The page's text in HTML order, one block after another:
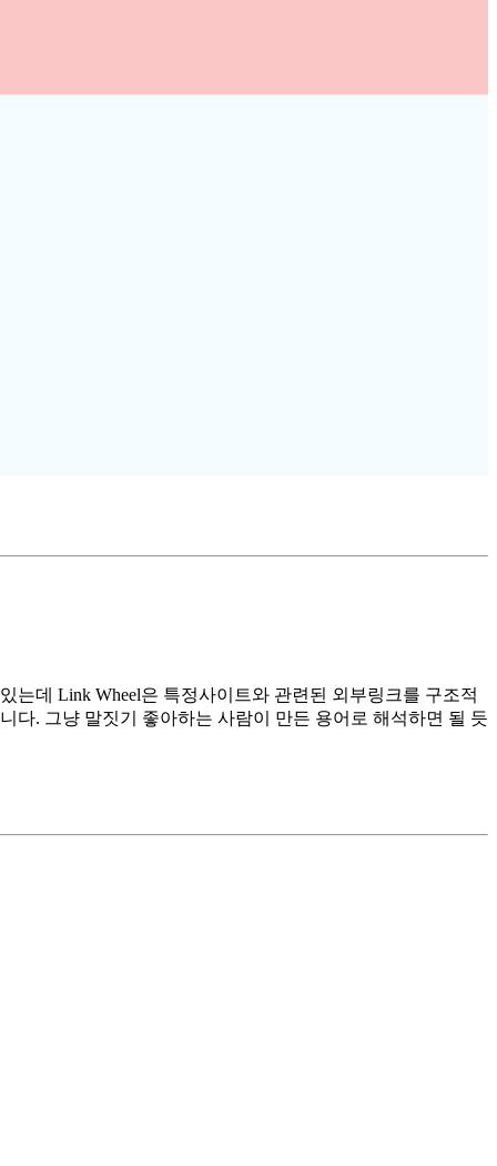
는데 Link Wheel은 특정사이트와 관련된 외부링크를 구조적
다. 그냥 말짓기 좋아하는 사람이 만든 용어로 해석하면 될 듯